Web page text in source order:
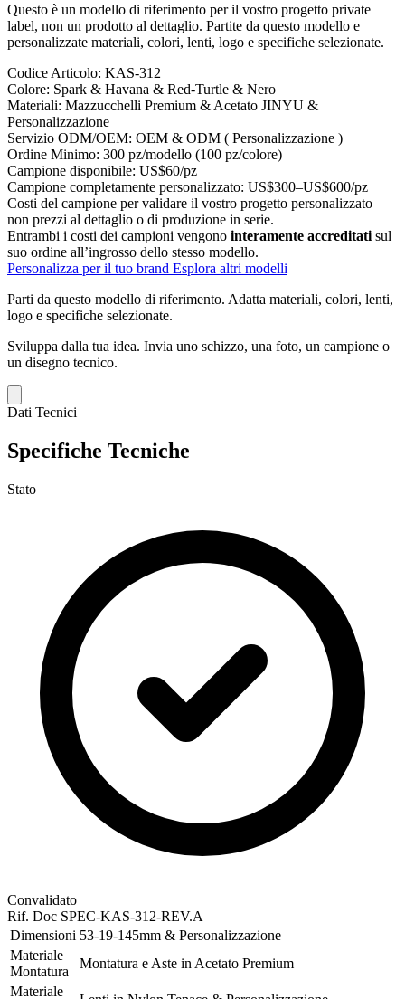
Questo è un modello di riferimento per il vostro progetto private
label, non un prodotto al dettaglio. Partite da questo modello e
personalizzate materiali, colori, lenti, logo e specifiche selezionate.
Codice Articolo: KAS-312
Colore: Spark & Havana & Red-Turtle & Nero
Materiali: Mazzucchelli Premium & Acetato JINYU &
Personalizzazione
Servizio ODM/OEM: OEM & ODM ( Personalizzazione )
Ordine Minimo: 300 pz/modello (100 pz/colore)
Campione disponibile: US$60/pz
Campione completamente personalizzato: US$300–US$600/pz
Costi del campione per validare il vostro progetto personalizzato —
non prezzi al dettaglio o di produzione in serie.
Entrambi i costi dei campioni vengono interamente accreditati sul
suo ordine all’ingrosso dello stesso modello.
Personalizza per il tuo brand Esplora altri modelli
Parti da questo modello di riferimento. Adatta materiali, colori, lenti,
logo e specifiche selezionate.
Sviluppa dalla tua idea. Invia uno schizzo, una foto, un campione o
un disegno tecnico.
Dati Tecnici
Specifiche Tecniche
Stato
Convalidato
Rif. Doc SPEC-KAS-312-REV.A
Dimensioni 53-19-145mm & Personalizzazione
Materiale
Montatura
Montatura e Aste in Acetato Premium
Materiale